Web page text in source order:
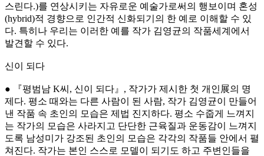
스린다.)를 연상시키는 자유로운 예술가로써의 행보이며 혼성
(hybrid)적 경향으로 인간적 신화되기의 한 예로 이해할 수 있
다. 특히나 우리는 이러한 예를 작가 김영균의 작품세계에서
발견할 수 있다.
신이 되다
● 『평범남 K씨, 신이 되다』, 작가가 제시한 첫 개인展의 명
제다. 평소 때와는 다른 사람이 된 사람, 작가 김영균이 만들어
낸 작품 속 초인의 모습은 제법 진지하다. 평소 수줍게 느껴지
는 작가의 모습은 사라지고 단단한 근육질과 운동감이 느껴지
도록 남성미가 강조된 초인의 모습은 각각의 작품들 안에서 펼
쳐진다. 작가는 본인 스스로 모델이 되기도 하고 주변인들을